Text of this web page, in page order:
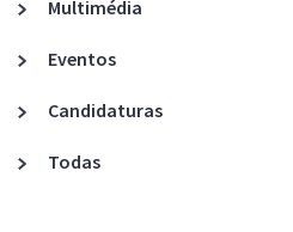
Multimédia
Eventos
Candidaturas
Todas